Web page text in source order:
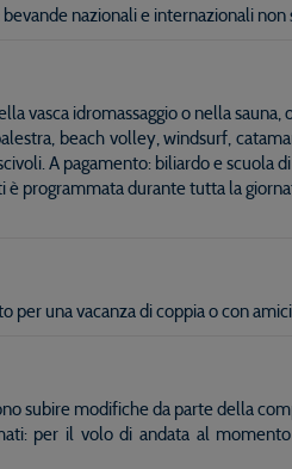
nazionali e internazionali
vasca idromassaggio o nella
beach volley, windsurf,
A pagamento: biliardo e scuola
programmata durante tutta la
per una vacanza di coppia o con
subire modifiche da parte della
per il volo di andata al